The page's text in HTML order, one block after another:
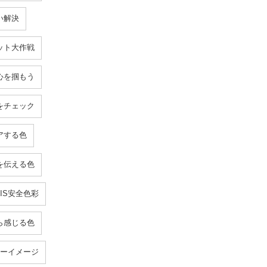
解決
ト大作戦
を掴もう
チェック
する色
伝える色
安全色彩
感じる色
イメージ